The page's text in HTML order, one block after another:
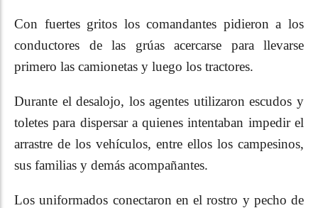
Con fuertes gritos los comandantes pidieron a los
conductores de las grúas acercarse para llevarse
primero las camionetas y luego los tractores.
Durante el desalojo, los agentes utilizaron escudos y
toletes para dispersar a quienes intentaban impedir el
arrastre de los vehículos, entre ellos los campesinos,
sus familias y demás acompañantes.
Los uniformados conectaron en el rostro y pecho de